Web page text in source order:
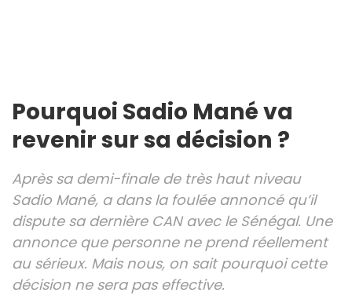
Pourquoi Sadio Mané va
revenir sur sa décision ?
Après sa demi-finale de très haut niveau
Sadio Mané, a dans la foulée annoncé qu’il
dispute sa dernière CAN avec le Sénégal. Une
annonce que personne ne prend réellement
au sérieux. Mais nous, on sait pourquoi cette
décision ne sera pas effective.